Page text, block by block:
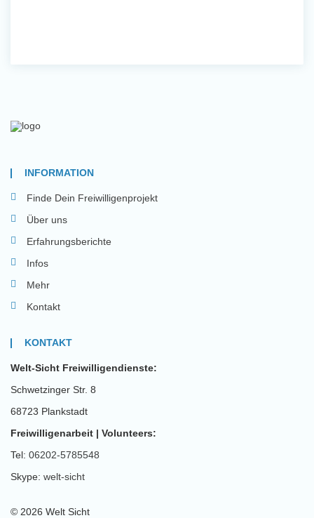
INFORMATION
Finde Dein Freiwilligenprojekt
Über uns
Erfahrungsberichte
Infos
Mehr
Kontakt
KONTAKT
Welt-Sicht Freiwilligendienste:
Schwetzinger Str. 8
68723 Plankstadt
Freiwilligenarbeit | Volunteers:
Tel: 06202-5785548
Skype: welt-sicht
© 2026 Welt Sicht